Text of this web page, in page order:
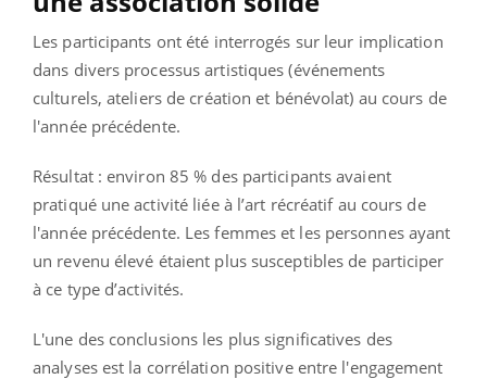
Les participants ont été interrogés sur leur implication
dans divers processus artistiques (événements
culturels, ateliers de création et bénévolat) au cours de
l'année précédente.
Résultat : environ 85 % des participants avaient
pratiqué une activité liée à l’art récréatif au cours de
l'année précédente. Les femmes et les personnes ayant
un revenu élevé étaient plus susceptibles de participer
à ce type d’activités.
L'une des conclusions les plus significatives des
analyses est la corrélation positive entre l'engagement